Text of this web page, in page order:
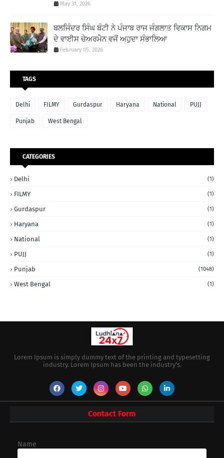
May 31, 2026
ਬਲਜਿੰਦਰ ਸਿੰਘ ਬੰਟੀ ਨੇ ਪੰਜਾਬ ਰਾਜ ਜੰਗਲਾਤ ਵਿਕਾਸ ਨਿਗਮ
ਦੇ ਵਾਈਸ ਚੇਅਰਮੈਨ ਵਜੋਂ ਅਹੁਦਾ ਸੰਭਾਲਿਆ
February 05, 2026
TAGS
Delhi FILMY Gurdaspur Haryana National PUJJ
Punjab West Bengal
CATEGORIES
Delhi (1)
FILMY (1)
Gurdaspur (1)
Haryana (1)
National (1)
PUJJ (1)
Punjab (1048)
West Bengal (1)
Lorem Ipsum is simply dummy text of the printing and typesetting
industry. Lorem Ipsum has been the industry's.
Contact Form
Name